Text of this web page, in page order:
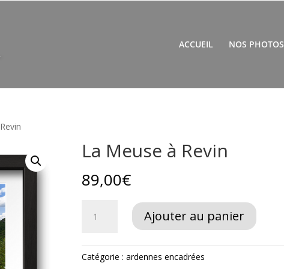
ACCUEIL NOS PHOTOS
La Meuse à Revin
89,00€
Meuse
à
Ajouter au panier
Catégorie : ardennes encadrées